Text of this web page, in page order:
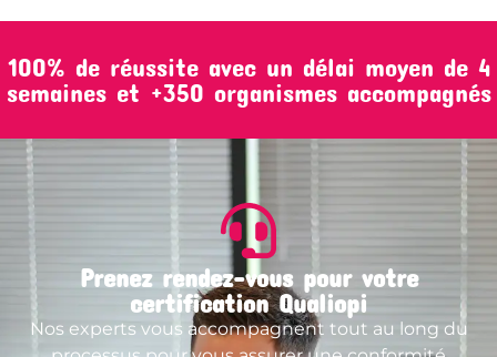
100% de réussite avec un délai moyen de 4
semaines et +350 organismes accompagnés
Prenez rendez-vous pour votre
certification Qualiopi
Nos experts vous accompagnent tout au long du